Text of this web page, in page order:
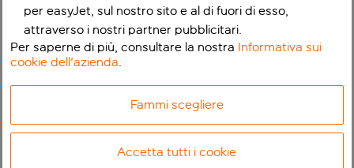
per easyJet, sul nostro sito e al di fuori di esso,
attraverso i nostri partner pubblicitari.
Per saperne di più, consultare la nostra Informativa sui
cookie dell'azienda.
Fammi scegliere
Accetta tutti i cookie